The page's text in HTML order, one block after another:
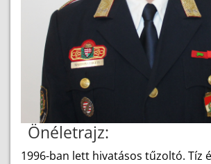
Önéletrajz:
1996-ban lett hivatásos tűzoltó. Tíz